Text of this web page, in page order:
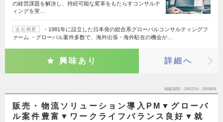
の経営課題を解決し、持続可能な変革をもたらすコンサルテ
ィングを実…
会社概要
・1981年に設立した日本発の総合系グローバルコンサルティングフ
ァーム ・グローバル案件多数で、海外出張・海外駐在の機会が…
興味あり 詳細へ
掲載期間 26/07/24～26/08/08
販売・物流ソリューション導入PM▼グローバ
ル案件豊富▼ワークライフバランス良好▼就